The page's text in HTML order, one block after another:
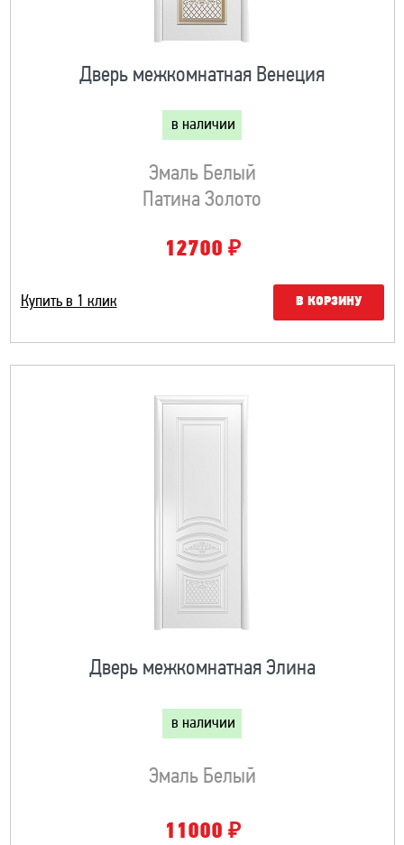
Дверь межкомнатная Венеция
в наличии
Эмаль Белый
Патина Золото
12700 ₽
Купить в 1 клик В КОРЗИНУ
Дверь межкомнатная Элина
в наличии
Эмаль Белый
11000 ₽